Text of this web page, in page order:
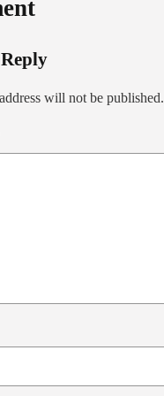
will not be published.